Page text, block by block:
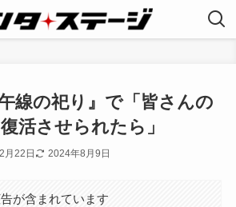
線の祀り』で「皆さんの
活させられたら」
月22日 2024年8月9日
が含まれています